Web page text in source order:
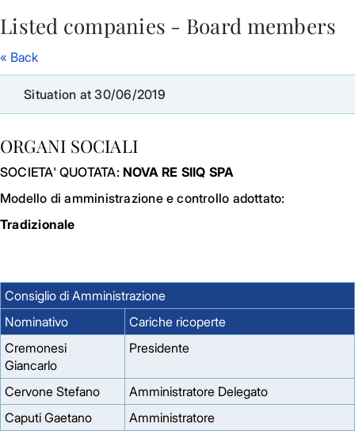
Skip to Main Content
Listed companies - Board members
« Back
Situation at 30/06/2019
ORGANI SOCIALI
SOCIETA' QUOTATA: NOVA RE SIIQ SPA
Modello di amministrazione e controllo adottato:
Tradizionale
Consiglio di Amministrazione
Nominativo
Cariche ricoperte
Cremonesi
Giancarlo
Presidente
Cervone Stefano
Amministratore Delegato
Caputi Gaetano
Amministratore